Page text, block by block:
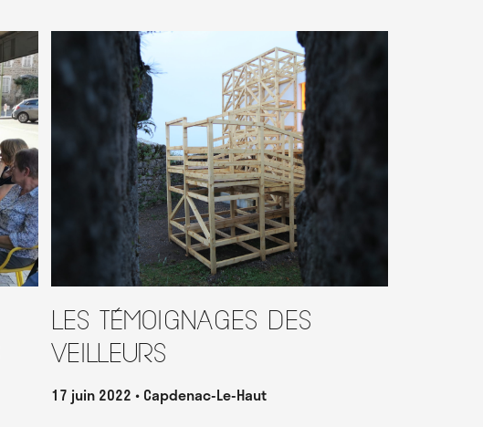
Les témoignages des
Veilleurs
17 juin 2022 Capdenac-Le-Haut